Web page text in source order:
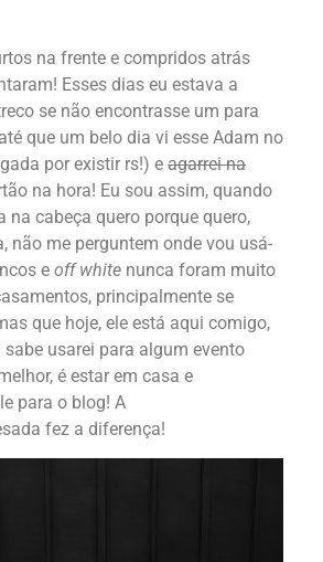
na frente e compridos atrás
Esses dias eu estava a
se não encontrasse um para
que um belo dia vi esse Adam no
por existir rs!) e agarrei na
na hora! Eu sou assim, quando
na cabeça quero porque quero,
não me perguntem onde vou usá-
e off white nunca foram muito
principalmente se
que hoje, ele está aqui comigo,
sabe usarei para algum evento
é estar em casa e
para o blog! A
fez a diferença!